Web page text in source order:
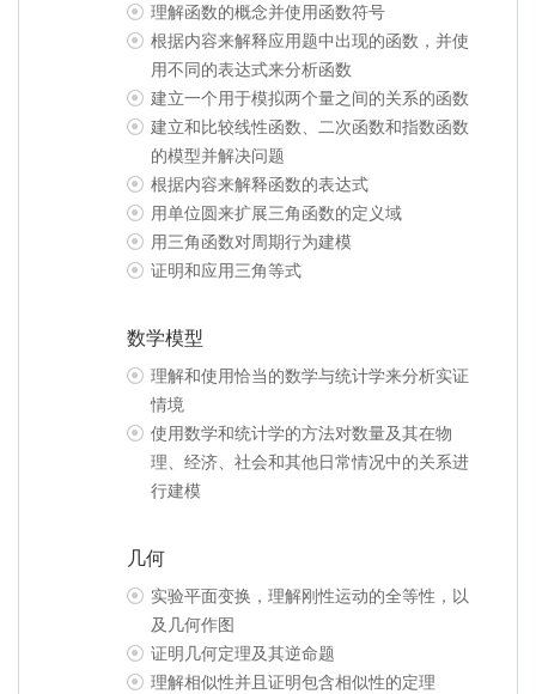
理解函数的概念并使用函数符号
根据内容来解释应用题中出现的函数，并使
用不同的表达式来分析函数
建立一个用于模拟两个量之间的关系的函数
建立和比较线性函数、二次函数和指数函数
的模型并解决问题
根据内容来解释函数的表达式
用单位圆来扩展三角函数的定义域
用三角函数对周期行为建模
证明和应用三角等式
数学模型
理解和使用恰当的数学与统计学来分析实证
情境
使用数学和统计学的方法对数量及其在物
理、经济、社会和其他日常情况中的关系进
行建模
几何
实验平面变换，理解刚性运动的全等性，以
及几何作图
证明几何定理及其逆命题
理解相似性并且证明包含相似性的定理